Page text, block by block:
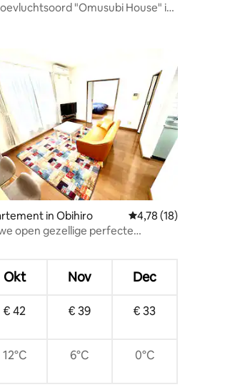
van 5 op 5, 16 recensies
"Omusubi House" in
van 5 op 5, 11 recensies
in Obihiro Gemiddelde
4,78 (18)
open gezellige perfecte
Okt Nov Dec
€ 42 € 39 € 33
12°C 6°C 0°C